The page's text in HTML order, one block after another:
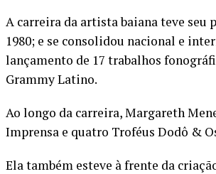
A carreira da artista baiana teve seu
1980; e se consolidou nacional e
lançamento de 17 trabalhos
Grammy Latino.
Ao longo da carreira, Margareth
Imprensa e quatro Troféus Dodô &
Ela também esteve à frente da